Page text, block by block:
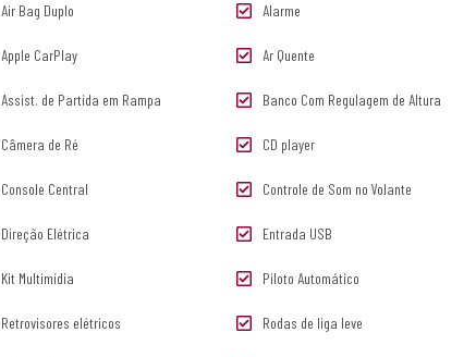
Air Bag Duplo Alarme
Apple CarPlay Ar Quente
Assist. de Partida em Rampa Banco Com Regulagem de Altura
Câmera de Ré CD player
Console Central Controle de Som no Volante
Direção Elétrica Entrada USB
Kit Multimídia Piloto Automático
Retrovisores elétricos Rodas de liga leve